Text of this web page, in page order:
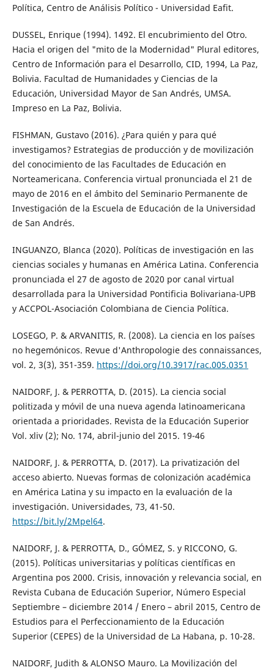
Política, Centro de Análisis Político - Universidad Eafit.
DUSSEL, Enrique (1994). 1492. El encubrimiento del Otro.
Hacia el origen del "mito de la Modernidad" Plural editores,
Centro de Información para el Desarrollo, CID, 1994, La Paz,
Bolivia. Facultad de Humanidades y Ciencias de la
Educación, Universidad Mayor de San Andrés, UMSA.
Impreso en La Paz, Bolivia.
FISHMAN, Gustavo (2016). ¿Para quién y para qué
investigamos? Estrategias de producción y de movilización
del conocimiento de las Facultades de Educación en
Norteamericana. Conferencia virtual pronunciada el 21 de
mayo de 2016 en el ámbito del Seminario Permanente de
Investigación de la Escuela de Educación de la Universidad
de San Andrés.
INGUANZO, Blanca (2020). Políticas de investigación en las
ciencias sociales y humanas en América Latina. Conferencia
pronunciada el 27 de agosto de 2020 por canal virtual
desarrollada para la Universidad Pontificia Bolivariana-UPB
y ACCPOL-Asociación Colombiana de Ciencia Política.
LOSEGO, P. & ARVANITIS, R. (2008). La ciencia en los países
no hegemónicos. Revue d'Anthropologie des connaissances,
vol. 2, 3(3), 351-359. https://doi.org/10.3917/rac.005.0351
NAIDORF, J. & PERROTTA, D. (2015). La ciencia social
politizada y móvil de una nueva agenda latinoamericana
orientada a prioridades. Revista de la Educación Superior
Vol. xliv (2); No. 174, abril-junio del 2015. 19-46
NAIDORF, J. & PERROTTA, D. (2017). La privatización del
acceso abierto. Nuevas formas de colonización académica
en América Latina y su impacto en la evaluación de la
investigación. Universidades, 73, 41-50.
https://bit.ly/2Mpel64.
NAIDORF, J. & PERROTTA, D., GÓMEZ, S. y RICCONO, G.
(2015). Políticas universitarias y políticas científicas en
Argentina pos 2000. Crisis, innovación y relevancia social, en
Revista Cubana de Educación Superior, Número Especial
Septiembre – diciembre 2014 / Enero – abril 2015, Centro de
Estudios para el Perfeccionamiento de la Educación
Superior (CEPES) de la Universidad de La Habana, p. 10-28.
NAIDORF, Judith & ALONSO Mauro. La Movilización del